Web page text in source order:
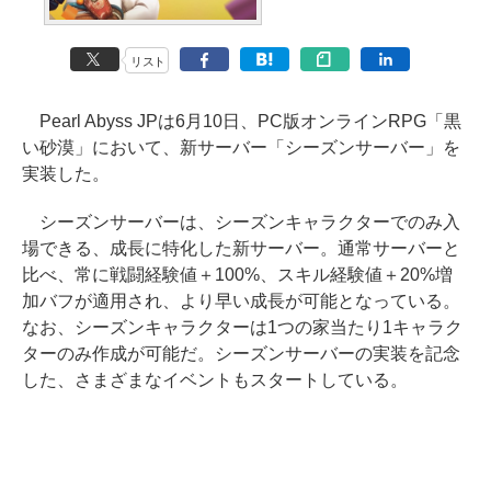
リスト
Pearl Abyss JPは6月10日、PC版オンラインRPG「黒
い砂漠」において、新サーバー「シーズンサーバー」を
実装した。
シーズンサーバーは、シーズンキャラクターでのみ入
場できる、成長に特化した新サーバー。通常サーバーと
比べ、常に戦闘経験値＋100%、スキル経験値＋20%増
加バフが適用され、より早い成長が可能となっている。
なお、シーズンキャラクターは1つの家当たり1キャラク
ターのみ作成が可能だ。シーズンサーバーの実装を記念
した、さまざまなイベントもスタートしている。